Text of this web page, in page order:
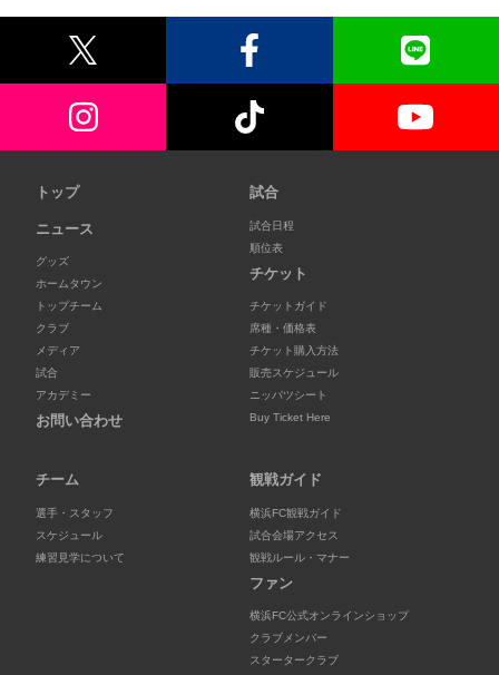
トップ
ニュース
グッズ
ホームタウン
トップチーム
クラブ
メディア
試合
アカデミー
お問い合わせ
試合
試合日程
順位表
チケット
チケットガイド
席種・価格表
チケット購入方法
販売スケジュール
ニッパツシート
Buy Ticket Here
チーム
選手・スタッフ
スケジュール
練習見学について
観戦ガイド
横浜FC観戦ガイド
試合会場アクセス
観戦ルール・マナー
ファン
横浜FC公式オンラインショップ
クラブメンバー
スタータークラブ